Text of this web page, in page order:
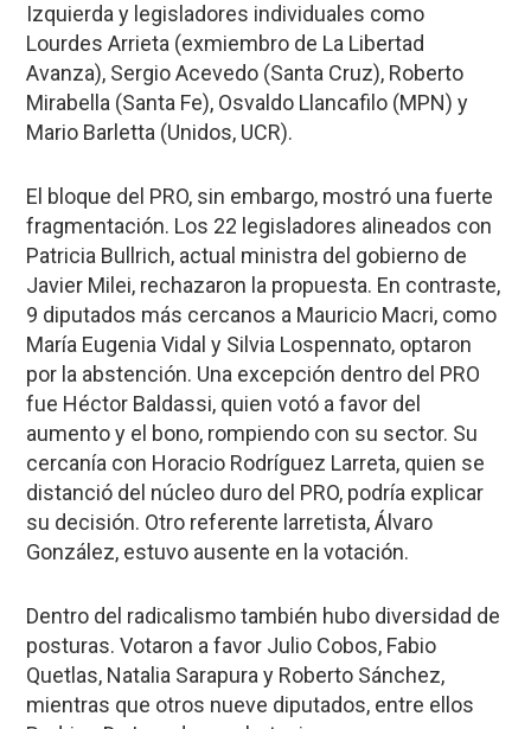
Izquierda y legisladores individuales como
Lourdes Arrieta (exmiembro de La Libertad
Avanza), Sergio Acevedo (Santa Cruz), Roberto
Mirabella (Santa Fe), Osvaldo Llancafilo (MPN) y
Mario Barletta (Unidos, UCR).
El bloque del PRO, sin embargo, mostró una fuerte
fragmentación. Los 22 legisladores alineados con
Patricia Bullrich, actual ministra del gobierno de
Javier Milei, rechazaron la propuesta. En contraste,
9 diputados más cercanos a Mauricio Macri, como
María Eugenia Vidal y Silvia Lospennato, optaron
por la abstención. Una excepción dentro del PRO
fue Héctor Baldassi, quien votó a favor del
aumento y el bono, rompiendo con su sector. Su
cercanía con Horacio Rodríguez Larreta, quien se
distanció del núcleo duro del PRO, podría explicar
su decisión. Otro referente larretista, Álvaro
González, estuvo ausente en la votación.
Dentro del radicalismo también hubo diversidad de
posturas. Votaron a favor Julio Cobos, Fabio
Quetlas, Natalia Sarapura y Roberto Sánchez,
mientras que otros nueve diputados, entre ellos